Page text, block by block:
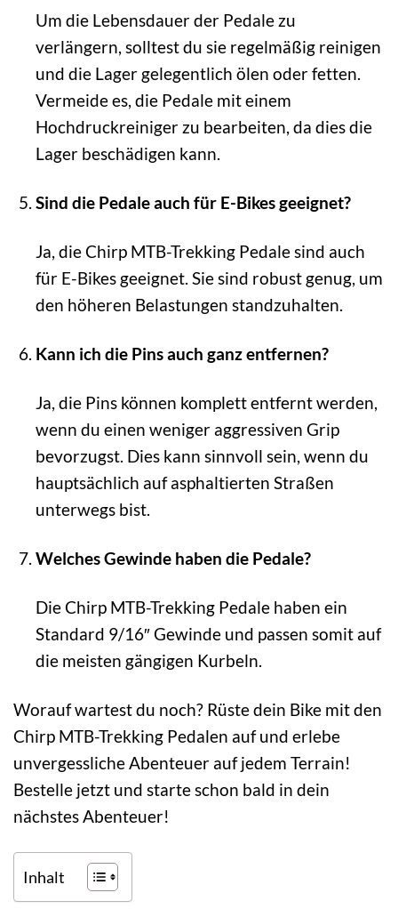
Um die Lebensdauer der Pedale zu
verlängern, solltest du sie regelmäßig reinigen
und die Lager gelegentlich ölen oder fetten.
Vermeide es, die Pedale mit einem
Hochdruckreiniger zu bearbeiten, da dies die
Lager beschädigen kann.
Sind die Pedale auch für E-Bikes geeignet?
Ja, die Chirp MTB-Trekking Pedale sind auch
für E-Bikes geeignet. Sie sind robust genug, um
den höheren Belastungen standzuhalten.
Kann ich die Pins auch ganz entfernen?
Ja, die Pins können komplett entfernt werden,
wenn du einen weniger aggressiven Grip
bevorzugst. Dies kann sinnvoll sein, wenn du
hauptsächlich auf asphaltierten Straßen
unterwegs bist.
Welches Gewinde haben die Pedale?
Die Chirp MTB-Trekking Pedale haben ein
Standard 9/16″ Gewinde und passen somit auf
die meisten gängigen Kurbeln.
Worauf wartest du noch? Rüste dein Bike mit den
Chirp MTB-Trekking Pedalen auf und erlebe
unvergessliche Abenteuer auf jedem Terrain!
Bestelle jetzt und starte schon bald in dein
nächstes Abenteuer!
Inhalt